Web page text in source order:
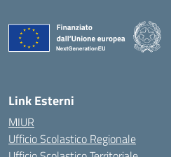
Link Esterni
MIUR
Ufficio Scolastico Regionale